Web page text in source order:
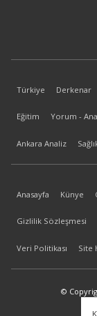
Türkiye Derkenar
Eğitim Yorum -
Ankara Analiz
Anasayfa Künye
Gizlilik Sözleşmesi
Veri Politikası Site
©